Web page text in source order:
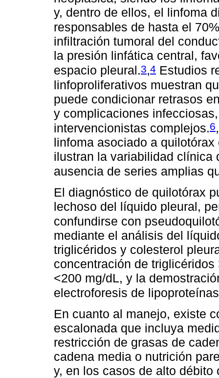
y, dentro de ellos, el linfoma
responsables de hasta el
infiltración tumoral del
la presión linfática central,
espacio pleural.3,4 Estudios
linfoproliferativos muestran
puede condicionar retrasos
y complicaciones
intervencionistas complejos.6,
linfoma asociado a
ilustran la variabilidad clínica
ausencia de series amplias
El diagnóstico de quilotórax
lechoso del líquido pleural,
confundirse con
mediante el análisis del
triglicéridos y colesterol
concentración de
<200 mg/dL, y la
electroforesis de
En cuanto al manejo, existe
escalonada que incluya
restricción de grasas de
cadena media o nutrición
y, en los casos de alto